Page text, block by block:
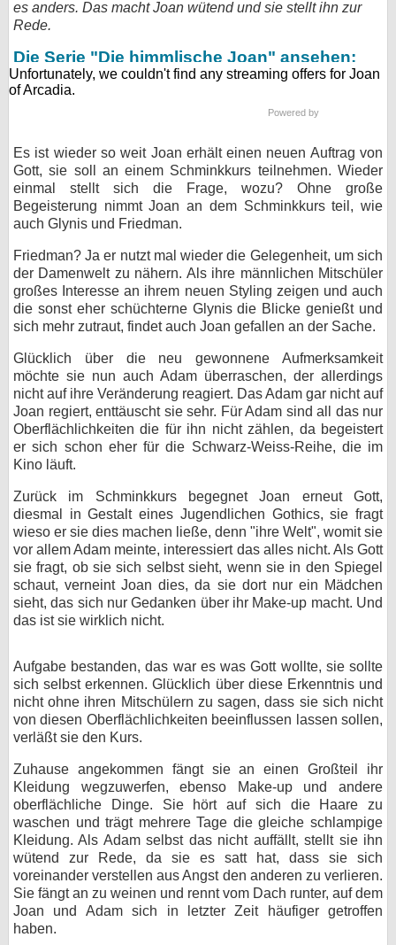
es anders. Das macht Joan wütend und sie stellt ihn zur
Rede.
Die Serie "Die himmlische Joan" ansehen:
Powered by
Es ist wieder so weit Joan erhält einen neuen Auftrag von
Gott, sie soll an einem Schminkkurs teilnehmen. Wieder
einmal stellt sich die Frage, wozu? Ohne große
Begeisterung nimmt Joan an dem Schminkkurs teil, wie
auch Glynis und Friedman.
Friedman? Ja er nutzt mal wieder die Gelegenheit, um sich
der Damenwelt zu nähern. Als ihre männlichen Mitschüler
großes Interesse an ihrem neuen Styling zeigen und auch
die sonst eher schüchterne Glynis die Blicke genießt und
sich mehr zutraut, findet auch Joan gefallen an der Sache.
Glücklich über die neu gewonnene Aufmerksamkeit
möchte sie nun auch Adam überraschen, der allerdings
nicht auf ihre Veränderung reagiert. Das Adam gar nicht auf
Joan regiert, enttäuscht sie sehr. Für Adam sind all das nur
Oberflächlichkeiten die für ihn nicht zählen, da begeistert
er sich schon eher für die Schwarz-Weiss-Reihe, die im
Kino läuft.
Zurück im Schminkkurs begegnet Joan erneut Gott,
diesmal in Gestalt eines Jugendlichen Gothics, sie fragt
wieso er sie dies machen ließe, denn "ihre Welt", womit sie
vor allem Adam meinte, interessiert das alles nicht. Als Gott
sie fragt, ob sie sich selbst sieht, wenn sie in den Spiegel
schaut, verneint Joan dies, da sie dort nur ein Mädchen
sieht, das sich nur Gedanken über ihr Make-up macht. Und
das ist sie wirklich nicht.
Aufgabe bestanden, das war es was Gott wollte, sie sollte
sich selbst erkennen. Glücklich über diese Erkenntnis und
nicht ohne ihren Mitschülern zu sagen, dass sie sich nicht
von diesen Oberflächlichkeiten beeinflussen lassen sollen,
verläßt sie den Kurs.
Zuhause angekommen fängt sie an einen Großteil ihr
Kleidung wegzuwerfen, ebenso Make-up und andere
oberflächliche Dinge. Sie hört auf sich die Haare zu
waschen und trägt mehrere Tage die gleiche schlampige
Kleidung. Als Adam selbst das nicht auffällt, stellt sie ihn
wütend zur Rede, da sie es satt hat, dass sie sich
voreinander verstellen aus Angst den anderen zu verlieren.
Sie fängt an zu weinen und rennt vom Dach runter, auf dem
Joan und Adam sich in letzter Zeit häufiger getroffen
haben.
Kontakt
Datenschutz
Cookie-Einstellungen
Desktop-Ansicht
myFanbase